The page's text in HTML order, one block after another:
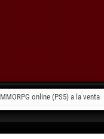
online (PS5) a la venta